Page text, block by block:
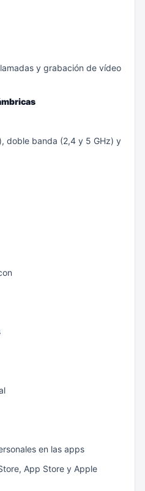
y grabación de vídeo
doble banda (2,4 y 5 GHz) y
en las apps
App Store y Apple